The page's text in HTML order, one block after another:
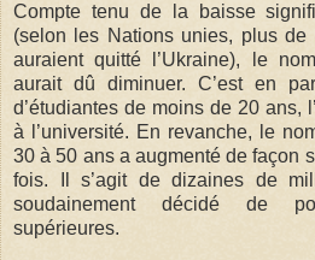
Compte tenu de la baisse
(selon les Nations unies, plus
auraient quitté l’Ukraine), le
aurait dû diminuer. C’est en
d’étudiantes de moins de 20 ans,
à l’université. En revanche, le
30 à 50 ans a augmenté de façon
fois. Il s’agit de dizaines de
soudainement décidé de
supérieures.